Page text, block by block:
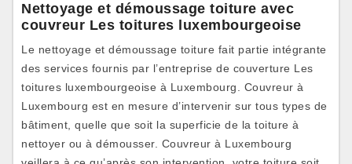
Nettoyage et démoussage toiture avec
couvreur Les toitures luxembourgeoise
Le nettoyage et démoussage toiture fait partie intégrante
des services fournis par l’entreprise de couverture Les
toitures luxembourgeoise à Luxembourg. Couvreur à
Luxembourg est en mesure d’intervenir sur tous types de
bâtiment, quelle que soit la superficie de la toiture à
nettoyer ou à démousser. Couvreur à Luxembourg